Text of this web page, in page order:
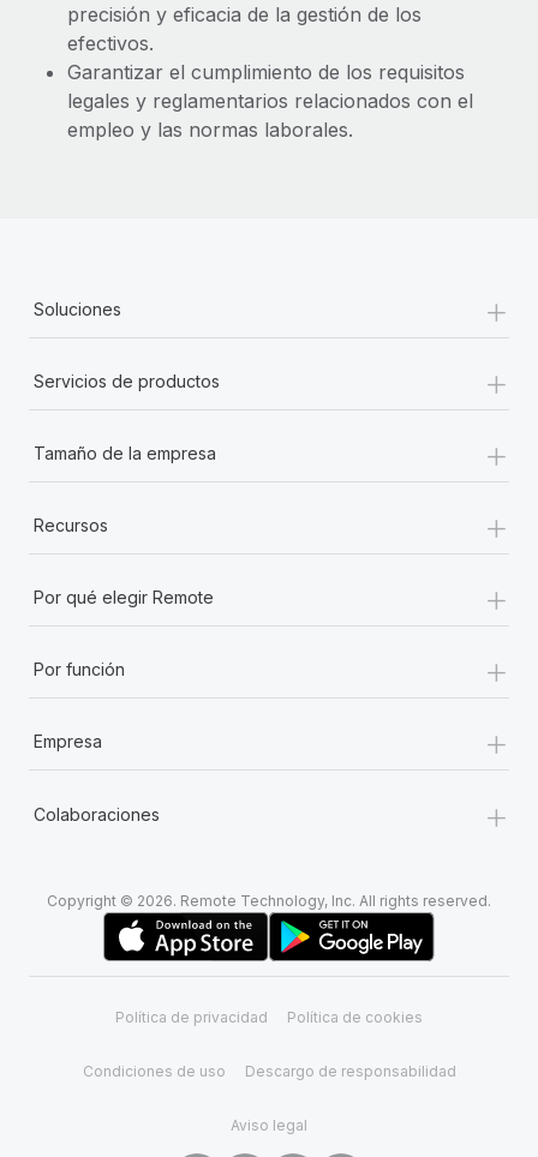
precisión y eficacia de la gestión de los
efectivos.
Garantizar el cumplimiento de los requisitos
legales y reglamentarios relacionados con el
empleo y las normas laborales.
Soluciones +
Servicios de productos +
Tamaño de la empresa +
Recursos +
Por qué elegir Remote +
Por función +
Empresa +
Colaboraciones +
Copyright © 2026. Remote Technology, Inc. All rights reserved.
Política de privacidad Política de cookies
Condiciones de uso Descargo de responsabilidad
Aviso legal